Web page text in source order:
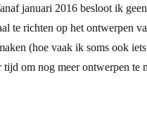
aan te passen en elk
januari 2016 besloot ik
te richten op het ontwerpen
(hoe vaak ik soms ook